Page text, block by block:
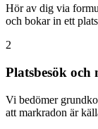
Hör av dig via
och bokar in ett
2
Platsbesök och
Vi bedömer
att markradon är